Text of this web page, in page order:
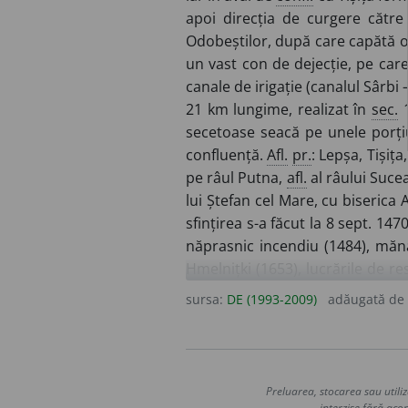
apoi direcția de curgere
Odobeștilor, după care capătă
un vast con de dejecție, pe
canale de irigație (canalul Sârbi
21 km lungime, realizat în sec.
secetoase seacă pe unele
confluență.Afl. pr.: Lepșa,
pe râul Putna, afl. al râului
lui Ștefan cel Mare, cu biserica
sfințirea s-a făcut la 8 sept.
năprasnic incendiu (1484),
Hmelnițki (1653), lucrările de
domnia lui Eustratie Dabija.
Vartolomei Măzăreanu,
sursa: DE (1993-2009) adăugată de
Preluarea, stocarea sau